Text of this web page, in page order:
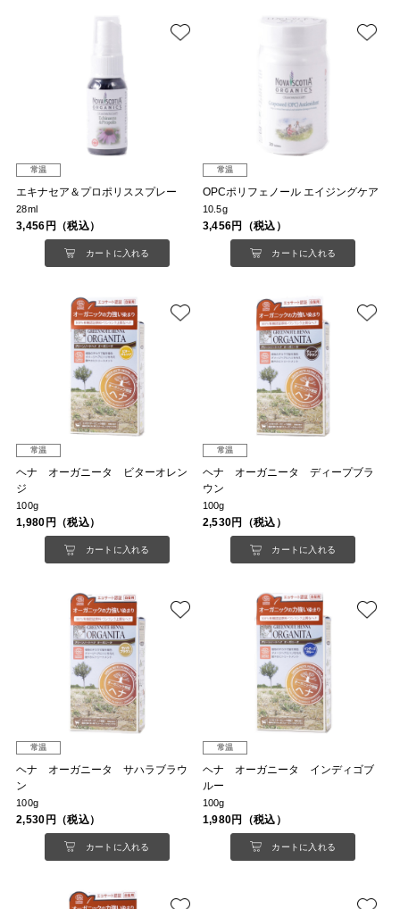
常温
エキナセア＆プロポリススプレー
28ml
3,456円（税込）
カートに入れる
常温
OPCポリフェノール エイジングケア
10.5g
3,456円（税込）
カートに入れる
常温
ヘナ オーガニータ ビターオレン
ジ
100g
1,980円（税込）
カートに入れる
常温
ヘナ オーガニータ ディープブラ
ウン
100g
2,530円（税込）
カートに入れる
常温
ヘナ オーガニータ サハラブラウ
ン
100g
2,530円（税込）
カートに入れる
常温
ヘナ オーガニータ インディゴブ
ルー
100g
1,980円（税込）
カートに入れる